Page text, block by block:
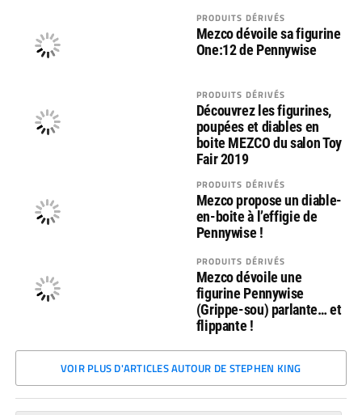
PRODUITS DÉRIVÉS
Mezco dévoile sa figurine
One:12 de Pennywise
PRODUITS DÉRIVÉS
Découvrez les figurines,
poupées et diables en
boite MEZCO du salon Toy
Fair 2019
PRODUITS DÉRIVÉS
Mezco propose un diable-
en-boite à l’effigie de
Pennywise !
PRODUITS DÉRIVÉS
Mezco dévoile une
figurine Pennywise
(Grippe-sou) parlante… et
flippante !
VOIR PLUS D'ARTICLES AUTOUR DE STEPHEN KING